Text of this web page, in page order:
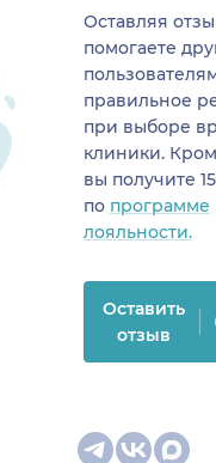
Оставляя
помогаете
правильное
при выборе
клиники.
вы получите
по программе
лояльности.
Оставить
отзыв